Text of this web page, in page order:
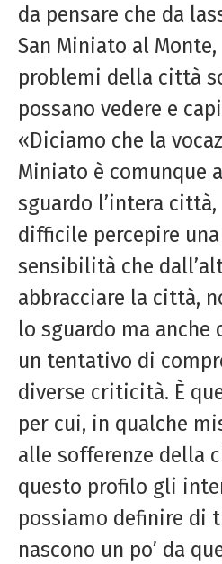
da pensare che da
San Miniato al Monte,
problemi della città
possano vedere e
«Diciamo che la
Miniato è comunque
sguardo l’intera
difficile percepire
sensibilità che
abbracciare la città,
lo sguardo ma anche
un tentativo di
diverse criticità. È
per cui, in qualche
alle sofferenze della
questo profilo gli
possiamo definire di
nascono un po’ da